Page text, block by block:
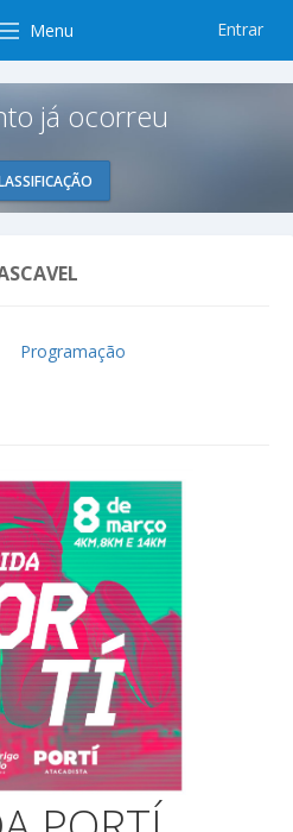
Menu Entrar
já ocorreu
Programação